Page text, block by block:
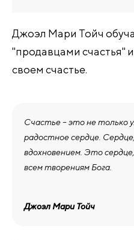
Джоэл Мари Тойч
"продавцами счастья"
своем счастье.
Счастье – это не только
радостное сердце.
вдохновением. Это
всем творениям Бога.
Джоэл Мари Тойч